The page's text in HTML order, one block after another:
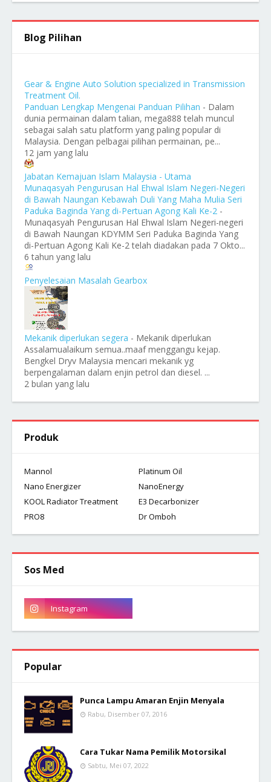
Blog Pilihan
Gear & Engine Auto Solution specialized in Transmission
Treatment Oil.
Panduan Lengkap Mengenai Panduan Pilihan - Dalam
dunia permainan dalam talian, mega888 telah muncul
sebagai salah satu platform yang paling popular di
Malaysia. Dengan pelbagai pilihan permainan, pe...
12 jam yang lalu
Jabatan Kemajuan Islam Malaysia - Utama
Munaqasyah Pengurusan Hal Ehwal Islam Negeri-Negeri
di Bawah Naungan Kebawah Duli Yang Maha Mulia Seri
Paduka Baginda Yang di-Pertuan Agong Kali Ke-2 -
Munaqasyah Pengurusan Hal Ehwal Islam Negeri-negeri
di Bawah Naungan KDYMM Seri Paduka Baginda Yang
di-Pertuan Agong Kali Ke-2 telah diadakan pada 7 Okto...
6 tahun yang lalu
Penyelesaian Masalah Gearbox
Mekanik diperlukan segera - Mekanik diperlukan
Assalamualaikum semua..maaf menggangu kejap.
Bengkel Dryv Malaysia mencari mekanik yg
berpengalaman dalam enjin petrol dan diesel. ...
2 bulan yang lalu
Produk
Mannol
Platinum Oil
Nano Energizer
NanoEnergy
KOOL Radiator Treatment
E3 Decarbonizer
PRO8
Dr Omboh
Sos Med
Popular
Punca Lampu Amaran Enjin Menyala
Rabu, Disember 07, 2016
Cara Tukar Nama Pemilik Motorsikal
Sabtu, Mei 07, 2022